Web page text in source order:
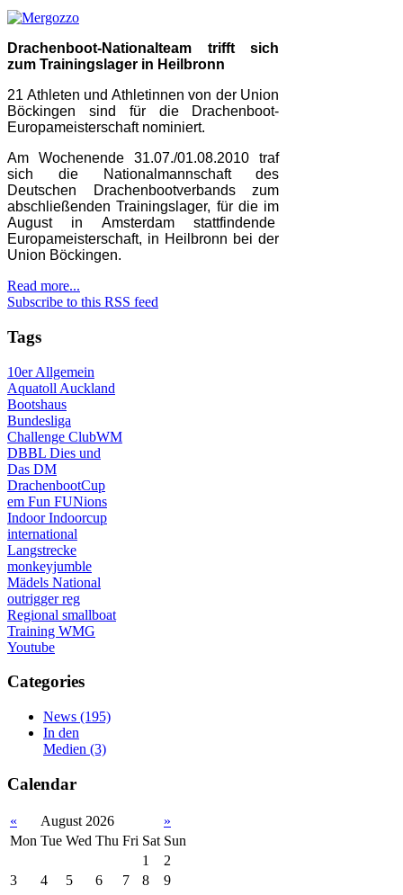
Drachenboot-Nationalteam trifft sich
zum Trainingslager in Heilbronn
21 Athleten und Athletinnen von der Union
Böckingen sind für die Drachenboot-
Europameisterschaft nominiert.
Am Wochenende 31.07./01.08.2010 traf
sich die Nationalmannschaft des
Deutschen Drachenbootverbands zum
abschließenden Trainingslager, für die im
August in Amsterdam stattfindende
Europameisterschaft, in Heilbronn bei der
Union Böckingen.
Read more...
Subscribe to this RSS feed
Tags
10erAllgemein
Aquatoll Auckland
Bootshaus
Bundesliga
Challenge ClubWM
DBBL Dies und
Das DM
DrachenbootCup
em Fun FUNions
IndoorIndoorcup
international
Langstrecke
monkeyjumble
Mädels National
outriggerreg
Regional smallboat
Training WMG
Youtube
Categories
News (195)
In den
Medien (3)
Calendar
« August 2026
»
Mon Tue Wed Thu Fri Sat Sun
1
2
3
4 5 6 7 8
9